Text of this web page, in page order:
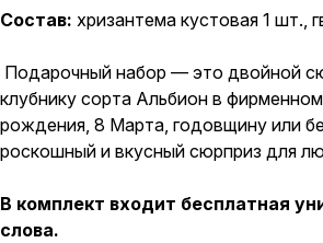
Состав: хризантема кустовая 1 шт.,
Подарочный набор — это двойной
клубнику сорта Альбион в
рождения, 8 Марта, годовщину или
роскошный и вкусный сюрприз для
В комплект входит бесплатная
слова.